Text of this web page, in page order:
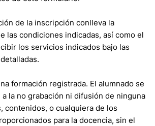
de la inscripción conlleva la
las condiciones indicadas, así como el
los servicios indicados bajo las
formación registrada. El alumnado se
la no grabación ni difusión de ninguna
contenidos, o cualquiera de los
para la docencia, sin el